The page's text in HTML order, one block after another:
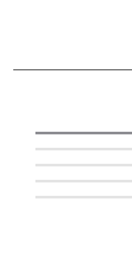
شخصیت‌های جانبی
روزمره ملو را
تأثیر مستقیم روی
بازی کنید و از